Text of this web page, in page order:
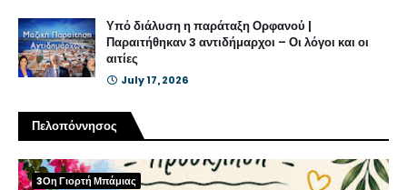
Υπό διάλυση η παράταξη Ορφανού |
Παραιτήθηκαν 3 αντιδήμαρχοι – Οι λόγοι και οι
αιτίες
July 17, 2026
Πελοπόννησος
3Οη Γιορτή Μπάμιας